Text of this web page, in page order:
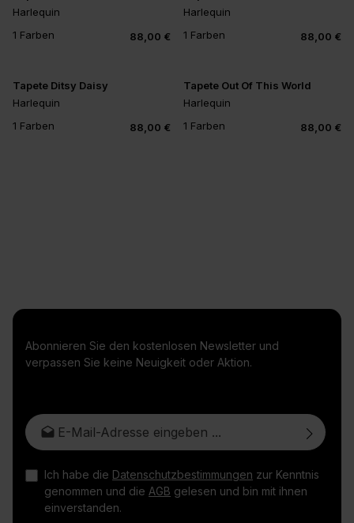
Harlequin
1 Farben
88,00 €
Harlequin
1 Farben
88,00 €
Tapete Ditsy Daisy
Harlequin
1 Farben
88,00 €
Tapete Out Of This World
Harlequin
1 Farben
88,00 €
Abonnieren Sie den kostenlosen Newsletter und
verpassen Sie keine Neuigkeit oder Aktion.
E-Mail-Adresse*
Ich habe die Datenschutzbestimmungen zur Kenntnis
genommen und die AGB gelesen und bin mit ihnen
einverstanden.